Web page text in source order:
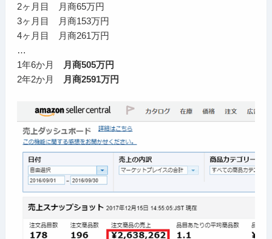
2ヶ月目 月商65万円
3ヶ月目 月商153万円
4ヶ月目 月商261万円
…
1年6か月
月商505万円
2年2か月
月商2591万円